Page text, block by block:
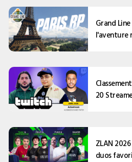
Grand
l'aventure
20
ZLAN
duos